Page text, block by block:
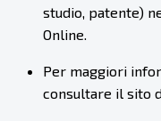
studio, patente)
Online.
Per maggiori
consultare il sito